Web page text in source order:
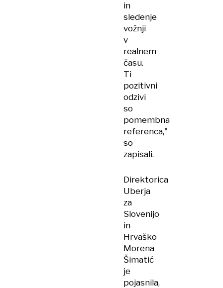
in
sledenje
vožnji
v
realnem
času.
Ti
pozitivni
odzivi
so
pomembna
referenca,"
so
zapisali.
Direktorica
Uberja
za
Slovenijo
in
Hrvaško
Morena
Šimatić
je
pojasnila,